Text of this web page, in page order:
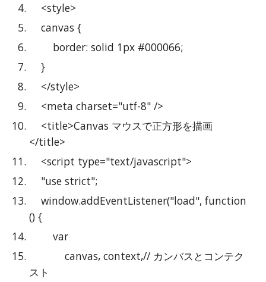
    <style>
    canvas {
        border: solid 1px #000066;
    }
    </style>
    <meta charset="utf-8" />
</title>
    <script type="text/javascript">
    "use strict";
    window.addEventListener("load", function
() {
        var
            canvas, context,// カンバスとコンテク
スト